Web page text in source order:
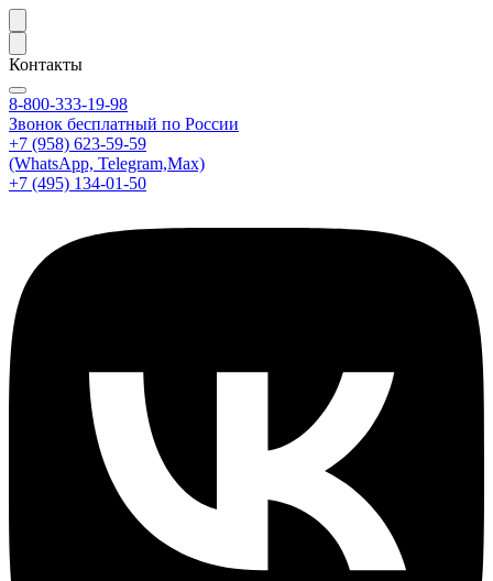
Контакты
8-800-333-19-98
Звонок бесплатный по России
+7 (958) 623-59-59
(WhatsApp, Telegram,Max)
+7 (495) 134-01-50